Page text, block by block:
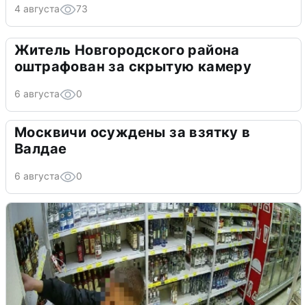
4 августа 73
Житель Новгородского района
оштрафован за скрытую камеру
6 августа 0
Москвичи осуждены за взятку в
Валдае
6 августа 0